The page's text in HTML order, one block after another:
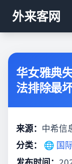
外来客网
华女雅典
法排除最
来源： 中希信
分类：
🌐 国